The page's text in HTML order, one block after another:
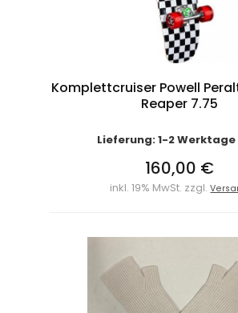
Komplettcruiser Powell
Reaper 7.75
Lieferung: 1-2 Werktage
160,00 €
inkl. 19% MwSt. zzgl.